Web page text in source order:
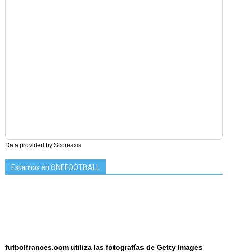
Data provided by Scoreaxis
Estamos en ONEFOOTBALL
futbolfrances.com utiliza las fotografías de Getty Images